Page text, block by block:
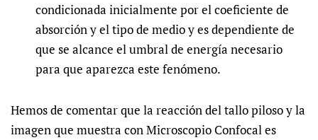
condicionada inicialmente por el coeficiente de
absorción y el tipo de medio y es dependiente de
que se alcance el umbral de energía necesario
para que aparezca este fenómeno.
Hemos de comentar que la reacción del tallo piloso y la
imagen que muestra con Microscopio Confocal es